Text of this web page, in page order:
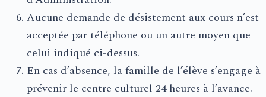
Aucune demande de désistement aux cours n’est
acceptée par téléphone ou un autre moyen que
celui indiqué ci-dessus.
En cas d’absence, la famille de l’élève s’engage à
prévenir le centre culturel 24 heures à l’avance.